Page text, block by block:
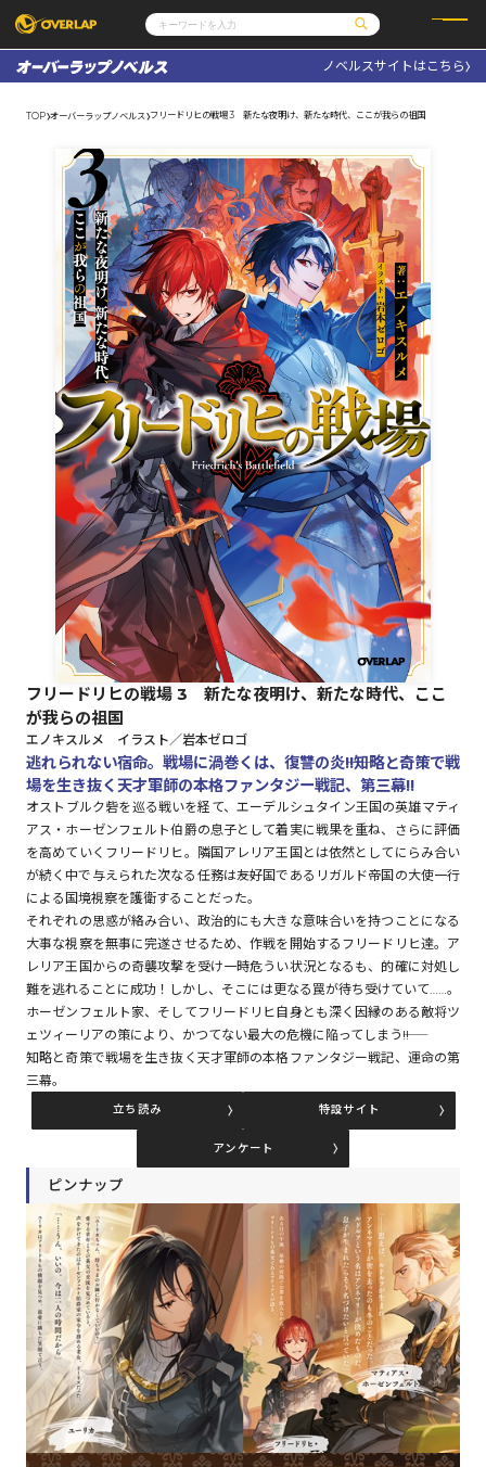
コミックガルド
コミッククリエ
文庫
ノベルス
その他
コミックエッセイ
ポケットモンスター
アニメ
ゲーム
通販・NEWS
OVERLAP STORE
オーバーラップ広報室
企業
会社概要
採用情報
アクセス
オーバーラップホールディングス
お問い合わせはこちら
オーバーラップ文庫
オーバーラップノベルス
オーバーラップノベルスf
ロサージュノベルス
コミックガルド
コミッククリエ
リキューレ
コミックパルフェ
コミックエッセイ
ノベルスサイトはこちら
TOP オーバーラップノベルス フリードリヒの戦場 3 新たな夜明け、新たな時代、ここが我らの祖国
フリードリヒの戦場 3 新たな夜明け、新たな時代、ここ
が我らの祖国
エノキスルメ イラスト／岩本ゼロゴ
逃れられない宿命。戦場に渦巻くは、復讐の炎――!!知略と奇策で戦
場を生き抜く天才軍師の本格ファンタジー戦記、第三幕!!
オストブルク砦を巡る戦いを経て、エーデルシュタイン王国の英雄マティ
アス・ホーゼンフェルト伯爵の息子として着実に戦果を重ね、さらに評価
を高めていくフリードリヒ。隣国アレリア王国とは依然としてにらみ合い
が続く中で与えられた次なる任務は――友好国であるリガルド帝国の大使一行
による国境視察を護衛することだった。
それぞれの思惑が絡み合い、政治的にも大きな意味合いを持つことになる
大事な視察を無事に完遂させるため、作戦を開始するフリードリヒ達。ア
レリア王国からの奇襲攻撃を受け一時危うい状況となるも、的確に対処し
難を逃れることに成功！しかし、そこには更なる罠が待ち受けていて……。
ホーゼンフェルト家、そしてフリードリヒ自身とも深く因縁のある敵将ツ
ェツィーリアの策により、かつてない最大の危機に陥ってしまう――!!
知略と奇策で戦場を生き抜く天才軍師の本格ファンタジー戦記、運命の第
三幕。
立ち読み 特設サイト
アンケート
ピンナップ